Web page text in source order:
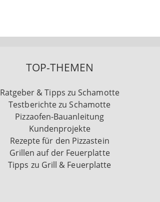
TOP-THEMEN
Ratgeber & Tipps zu Schamotte
Testberichte zu Schamotte
Pizzaofen-Bauanleitung
Kundenprojekte
Rezepte für den Pizzastein
Grillen auf der Feuerplatte
Tipps zu Grill & Feuerplatte